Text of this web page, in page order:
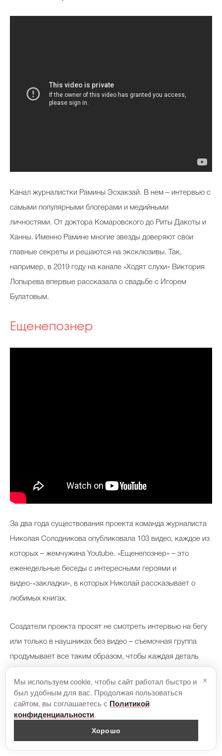
Канал журналистки Рамины Эсхакзай. В нем – интервью с
самыми популярными блогерами и медийными
личностями. От доктора Комаровского до Риты Дакоты и
Ханны. Именно Рамине многие звезды доверяют свои
главные секреты и решаются на эксклюзивы. Так,
например, в 2019 году на канале «Ходят слухи» Виктория
Лопырева впервые рассказала о свадьбе с Игорем
Булатовым.
Ещенепознер
За два года существования проекта команда журналиста
Николая Солодникова опубликовала 103 видео, каждое из
которых – жемчужина Youtube. «Ещенепознер» – это
еженедельные беседы с интересными героями и
видео-«закладки», в которых Николай рассказывает о
любимых книгах.
Создатели проекта просят не смотреть интервью на бегу
или только в наушниках без видео – съемочная группа
продумывает все таким образом, чтобы каждая деталь
локации, добавляют звуковые эффекты.
Герои «ещенепознера» – певица Нино Катамадзе, Анна и
Надежда Михалковы, режиссер Алвис Херманис,
Мы используем cookie, чтобы сайт работал быстро и
был удобным для вас. Продолжая пользоваться
сайтом, вы соглашаетесь с Политикой
конфиденциальности.
Хорошо
×